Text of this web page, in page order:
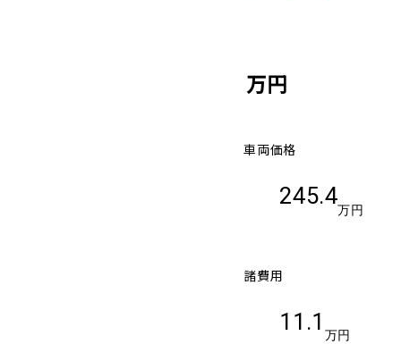
万円
車両価格
245.4
万円
諸費用
11.1
万円